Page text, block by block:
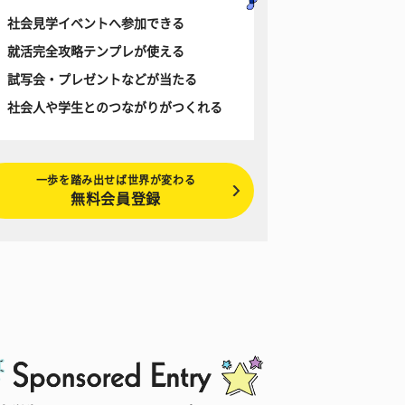
社会見学イベントへ参加できる
就活完全攻略テンプレが使える
試写会・プレゼントなどが当たる
社会人や学生とのつながりがつくれる
一歩を踏み出せば世界が変わる
無料会員登録